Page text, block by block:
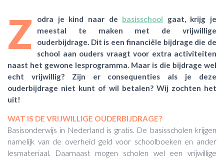
Z odra je kind naar de basisschool gaat, krijg je
meestal te maken met de vrijwillige
ouderbijdrage. Dit is een financiële bijdrage die de
school aan ouders vraagt voor extra activiteiten
naast het gewone lesprogramma. Maar is die bijdrage wel
echt vrijwillig? Zijn er consequenties als je deze
ouderbijdrage niet kunt of wil betalen? Wij zochten het
uit!
WAT IS DE VRIJWILLIGE OUDERBIJDRAGE?
Basisonderwijs in Nederland is gratis. De basisscholen krijgen
namelijk van de overheid geld voor schoolboeken en ander
lesmateriaal. Daarnaast mogen scholen wel een vrijwillige